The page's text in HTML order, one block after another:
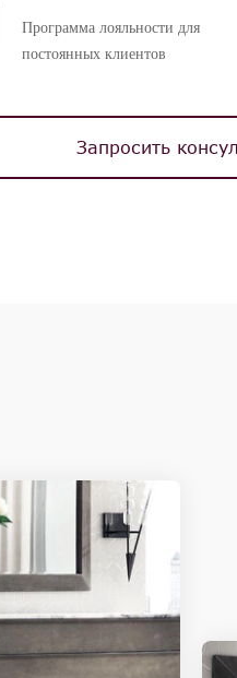
Программа лояльности для
постоянных клиентов
Запросить